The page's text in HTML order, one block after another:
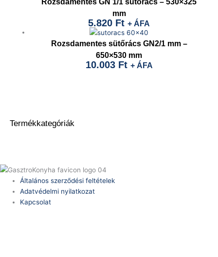
Termékkategóriák
Rozsdamentes GN 1/1 sütőrács – 530×325
mm
5.820 Ft + ÁFA
Rozsdamentes sütőrács GN2/1 mm –
650×530 mm
10.003 Ft + ÁFA
Általános szerződési feltételek
Adatvédelmi nyilatkozat
Kapcsolat